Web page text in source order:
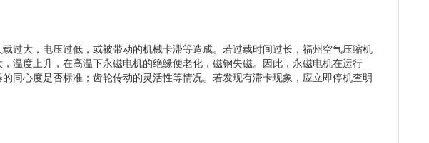
过大，电压过低，或被带动的机械卡滞等造成。若过载时间过长，福州空气压缩机
温度上升，在高温下永磁电机的绝缘便老化，磁钢失磁。因此，永磁电机在运行
同心度是否标准；齿轮传动的灵活性等情况。若发现有滞卡现象，应立即停机查明